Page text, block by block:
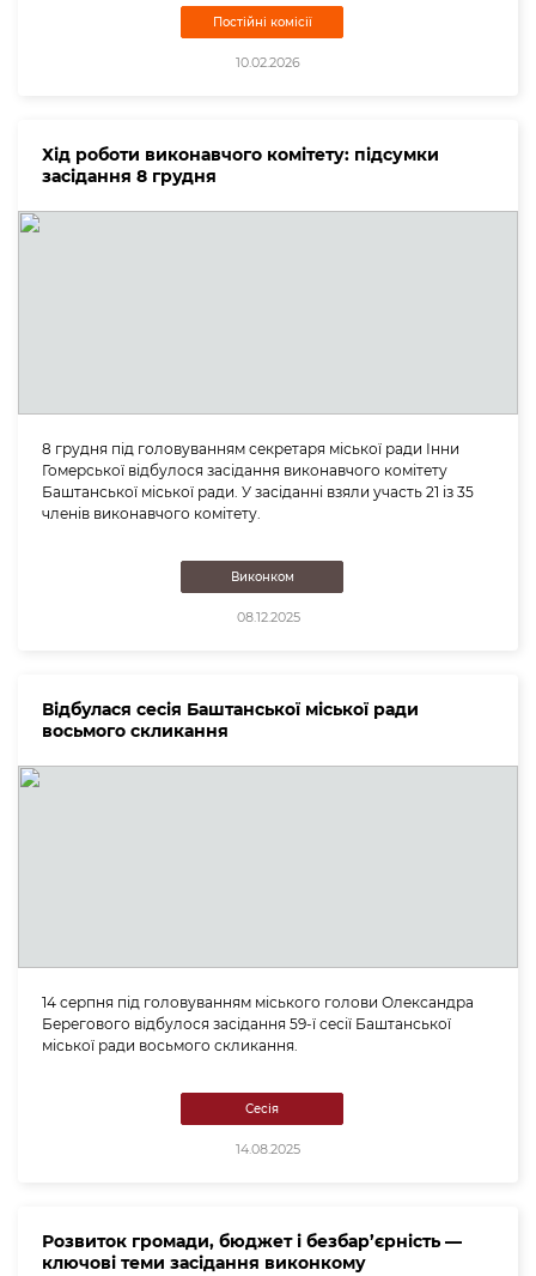
Постійні комісії
10.02.2026
Хід роботи виконавчого комітету: підсумки
засідання 8 грудня
8 грудня під головуванням секретаря міської ради Інни
Гомерської відбулося засідання виконавчого комітету
Баштанської міської ради. У засіданні взяли участь 21 із 35
членів виконавчого комітету.
Виконком
08.12.2025
Відбулася сесія Баштанської міської ради
восьмого скликання
14 серпня під головуванням міського голови Олександра
Берегового відбулося засідання 59-ї сесії Баштанської
міської ради восьмого скликання.
Сесія
14.08.2025
Розвиток громади, бюджет і безбар’єрність —
ключові теми засідання виконкому